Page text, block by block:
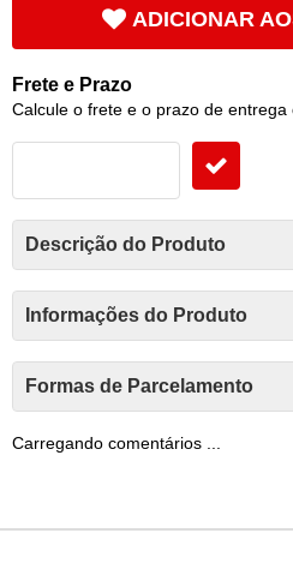
ADICIONAR
Frete e Prazo
Calcule o frete e o prazo de
Descrição do Produto
Informações do Produto
Formas de Parcelamento
Carregando comentários ...